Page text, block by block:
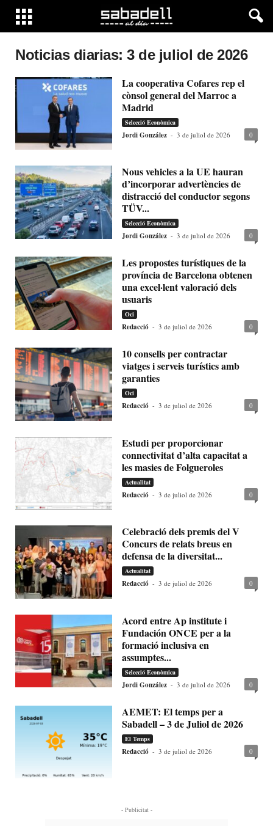
Noticias diarias: 3 de juliol de 2026
La cooperativa Cofares rep el
cònsol general del Marroc a
Madrid
Selecció Econòmica
Jordi González - 3 de juliol de 2026 0
Nous vehicles a la UE hauran
d’incorporar advertències de
distracció del conductor segons
TÜV...
Selecció Econòmica
Jordi González - 3 de juliol de 2026 0
Les propostes turístiques de la
província de Barcelona obtenen
una excel·lent valoració dels
usuaris
Oci
Redacció - 3 de juliol de 2026 0
10 consells per contractar
viatges i serveis turístics amb
garanties
Oci
Redacció - 3 de juliol de 2026 0
Estudi per proporcionar
connectivitat d’alta capacitat a
les masies de Folgueroles
Actualitat
Redacció - 3 de juliol de 2026 0
Celebració dels premis del V
Concurs de relats breus en
defensa de la diversitat...
Actualitat
Redacció - 3 de juliol de 2026 0
Acord entre Ap institute i
Fundación ONCE per a la
formació inclusiva en
assumptes...
Selecció Econòmica
Jordi González - 3 de juliol de 2026 0
AEMET: El temps per a
Sabadell – 3 de Juliol de 2026
El Temps
Redacció - 3 de juliol de 2026 0
- Publicitat -